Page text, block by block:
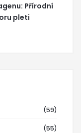
Přírodní
pleti
(59)
(55)